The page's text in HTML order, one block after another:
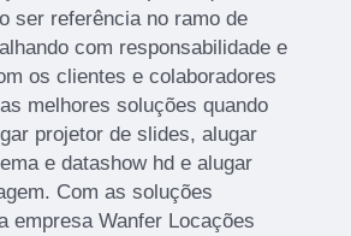
ser referência no ramo de
com responsabilidade e
os clientes e colaboradores
melhores soluções quando
projetor de slides, alugar
e datashow hd e alugar
Com as soluções
empresa Wanfer Locações